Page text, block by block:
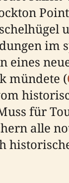
im
eines
mündete (
für
alle